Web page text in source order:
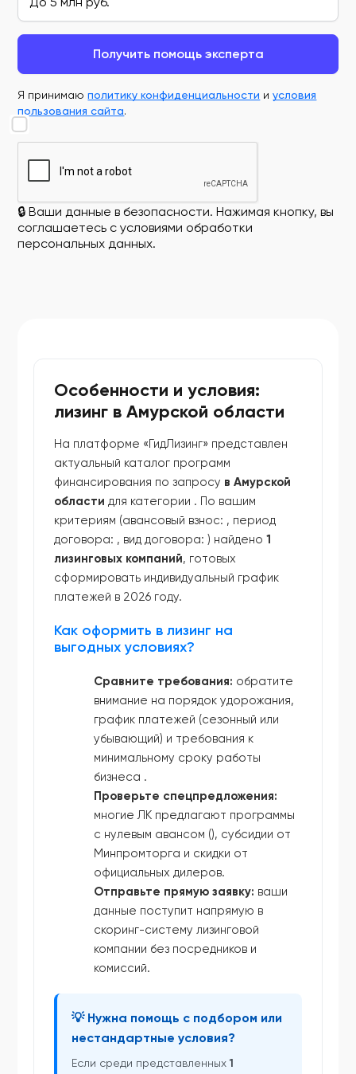
Получить помощь эксперта
Я принимаюполитику конфиденциальности иусловия
пользования сайта.
🔒 Ваши данные в безопасности. Нажимая кнопку, вы
соглашаетесь с условиями обработки
персональных данных.
Особенности и условия:
лизинг в Амурской области
На платформе «ГидЛизинг» представлен
актуальный каталог программ
финансирования по запросу в Амурской
области для категории . По вашим
критериям (авансовый взнос: , период
договора: , вид договора:) найдено1
лизинговых компаний, готовых
сформировать индивидуальный график
платежей в 2026 году.
Как оформить в лизинг на
выгодных условиях?
Сравните требования: обратите
внимание на порядок удорожания,
график платежей (сезонный или
убывающий) и требования к
минимальному сроку работы
бизнеса .
Проверьте спецпредложения:
многие ЛК предлагают программы
с нулевым авансом (), субсидии от
Минпромторга и скидки от
официальных дилеров.
Отправьте прямую заявку: ваши
данные поступит напрямую в
скоринг-систему лизинговой
компании без посредников и
комиссий.
💡 Нужна помощь с подбором или
нестандартные условия?
Если среди представленных1